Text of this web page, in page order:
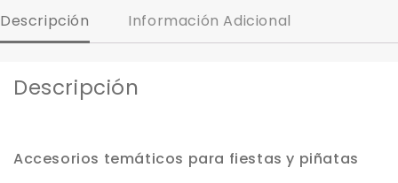
Descripción Información Adicional
Descripción
Accesorios temáticos para fiestas y piñatas